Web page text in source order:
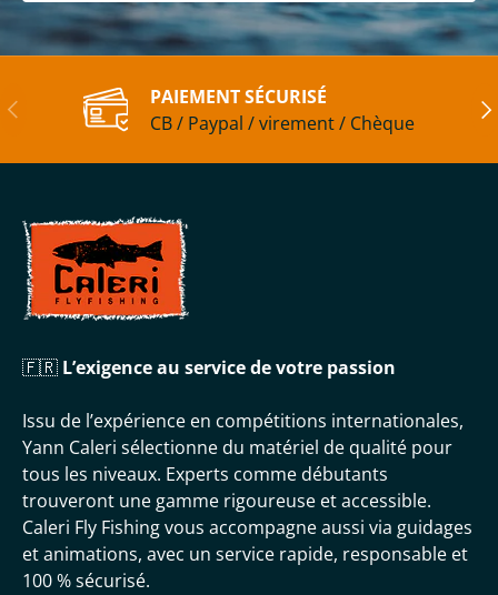
Précédent
PAIEMENT SÉCURISÉ
CB / Paypal / virement / Chèque
🇫🇷 L’exigence au service de votre passion
Issu de l’expérience en compétitions internationales,
Yann Caleri sélectionne du matériel de qualité pour
tous les niveaux. Experts comme débutants
trouveront une gamme rigoureuse et accessible.
Caleri Fly Fishing vous accompagne aussi via guidages
et animations, avec un service rapide, responsable et
100 % sécurisé.